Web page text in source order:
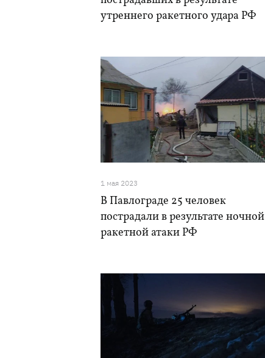
утреннего ракетного удара РФ
1 мая 2023
В Павлограде 25 человек
пострадали в результате ночной
ракетной атаки РФ